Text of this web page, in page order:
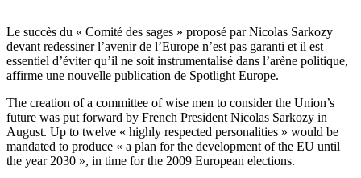
Le succès du « Comité des sages » proposé par Nicolas Sarkozy
devant redessiner l’avenir de l’Europe n’est pas garanti et il est
essentiel d’éviter qu’il ne soit instrumentalisé dans l’arène politique,
affirme une nouvelle publication de Spotlight Europe.
The creation of a committee of wise men to consider the Union’s
future was put forward by French President Nicolas Sarkozy in
August. Up to twelve « highly respected personalities » would be
mandated to produce « a plan for the development of the EU until
the year 2030 », in time for the 2009 European elections.